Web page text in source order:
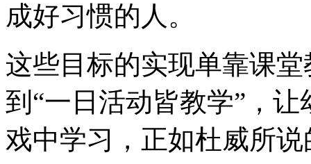
成好习惯的人。
这些目标的实现单靠课
到“一日活动皆教学”，
戏中学习，正如杜威所